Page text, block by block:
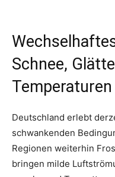
Schnee,
Temperaturen
Deutschland erlebt
schwankenden
Regionen weiterhin
bringen milde